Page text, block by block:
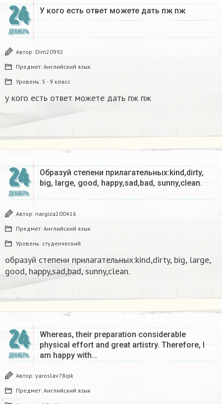
24
ДЕКАБРЬ
У кого есть ответ можете дать пж пж ​
Автор: Dim20992
Предмет: Английский язык
Уровень: 5 - 9 класс
у кого есть ответ можете дать пж пж
24
ДЕКАБРЬ
Образуй степени прилагательных:kind,dirty,
big, large, good, happy,sad,bad, sunny,clean.​
Автор: nargiza200416
Предмет: Английский язык
Уровень: студенческий
образуй степени прилагательных:kind,dirty, big, large,
good, happy,sad,bad, sunny,clean.​
24
ДЕКАБРЬ
Whereas, their preparation considerable
physical effort and great artistry. Therefore, I
am happy with…
Автор: yaroslav78qik
Предмет: Английский язык